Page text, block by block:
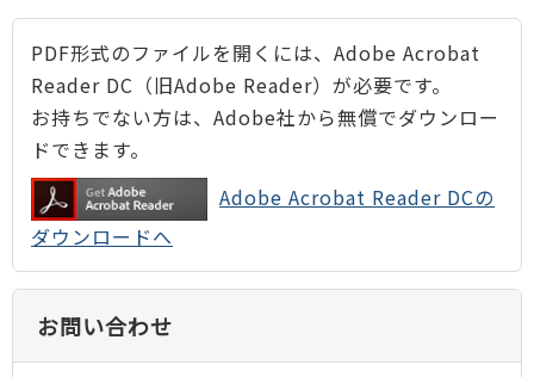
PDF形式のファイルを開くには、Adobe Acrobat
Reader DC（旧Adobe Reader）が必要です。
お持ちでない方は、Adobe社から無償でダウンロー
ドできます。
Adobe Acrobat Reader DCの
ダウンロードへ
お問い合わせ